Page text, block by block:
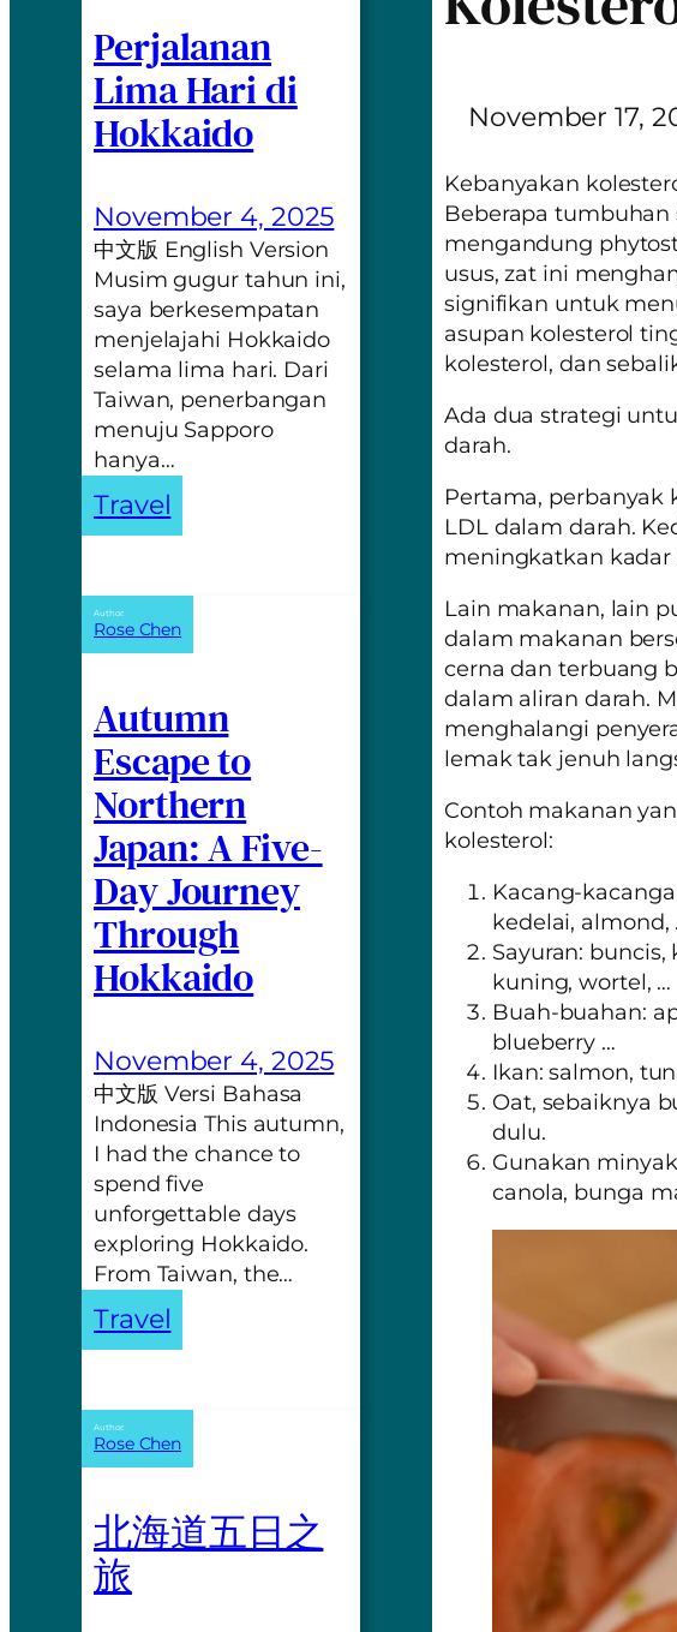
Perjalanan
Lima Hari di
Hokkaido
November 4, 2025
中文版 English Version
Musim gugur tahun ini,
saya berkesempatan
menjelajahi Hokkaido
selama lima hari. Dari
Taiwan, penerbangan
menuju Sapporo
hanya…
Travel
Author:
Rose Chen
Autumn
Escape to
Northern
Japan: A Five-
Day Journey
Through
Hokkaido
November 4, 2025
中文版 Versi Bahasa
Indonesia This autumn,
I had the chance to
spend five
unforgettable days
exploring Hokkaido.
From Taiwan, the…
Travel
Author:
Rose Chen
北海道五日之
旅
November 17,
Kebanyakan
Beberapa
mengandung
usus, zat ini
signifikan untuk
asupan kolesterol
kolesterol, dan
Ada dua strategi
darah.
Pertama,
LDL dalam darah.
meningkatkan kadar
Lain makanan, lain
dalam makanan
cerna dan terbuang
dalam aliran darah.
menghalangi
lemak tak jenuh
Contoh makanan
kolesterol:
Kacang-
kedelai, almond,
Sayuran:
kuning, wortel, …
Buah-buahan:
blueberry …
Ikan: salmon,
Oat, sebaiknya
dulu.
Gunakan
canola, bunga